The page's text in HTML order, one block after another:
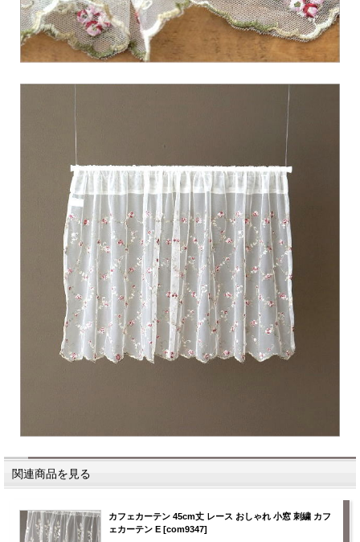
関連商品を見る
カフェカーテン 45cm丈 レース おしゃれ 小窓 刺繍 カフ
ェカーテン E [com9347]